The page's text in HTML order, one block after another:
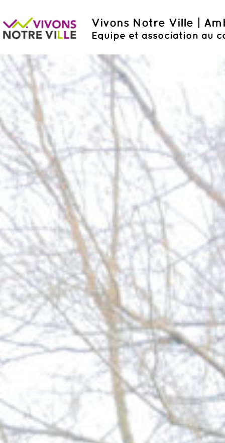
Vivons Notre Ville |
Equipe et association au